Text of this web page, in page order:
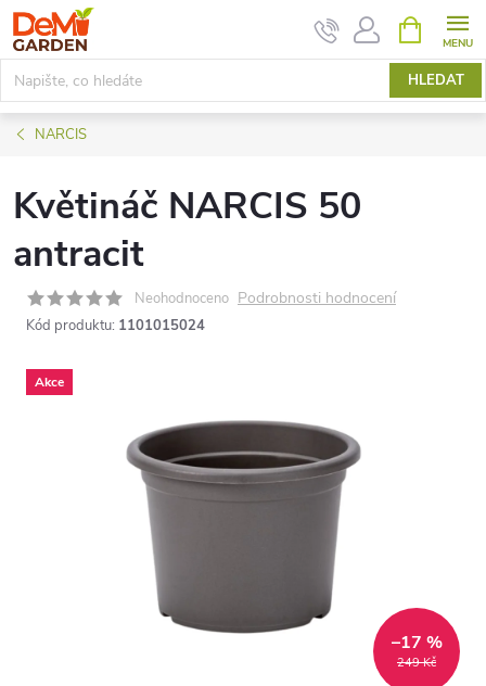
Přejít
na
obsah
HLEDAT
NÁKUPNÍ
KOŠÍK
NARCIS
Květináč NARCIS 50
antracit
Neohodnoceno Podrobnosti hodnocení
Kód produktu: 1101015024
Akce
249 Kč
–17 %